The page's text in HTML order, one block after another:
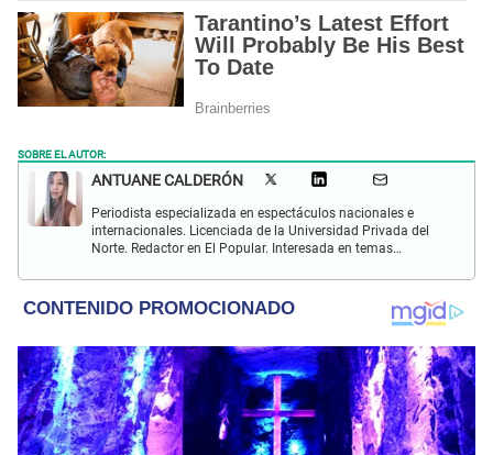
SOBRE EL AUTOR:
ANTUANE CALDERÓN
Periodista especializada en espectáculos nacionales e
internacionales. Licenciada de la Universidad Privada del
Norte. Redactor en El Popular. Interesada en temas
y televisión.